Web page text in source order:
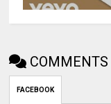
COMMENTS
FACEBOOK